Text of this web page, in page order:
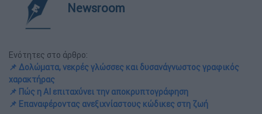
Newsroom
Ενότητες στο άρθρο:
📌 Δολώματα, νεκρές γλώσσες και δυσανάγνωστος γραφικός
χαρακτήρας
📌 Πώς η AI επιταχύνει την αποκρυπτογράφηση
📌 Επαναφέροντας ανεξιχνίαστους κώδικες στη ζωή